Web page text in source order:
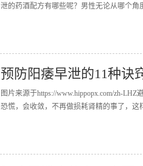
泄的药酒配方有哪些呢？男性无论从哪个
预防阳痿早泄的11种诀
图片来源于https://www.hippopx.com/zh-
恐慌，会收敛，不再做损耗肾精的事了，这